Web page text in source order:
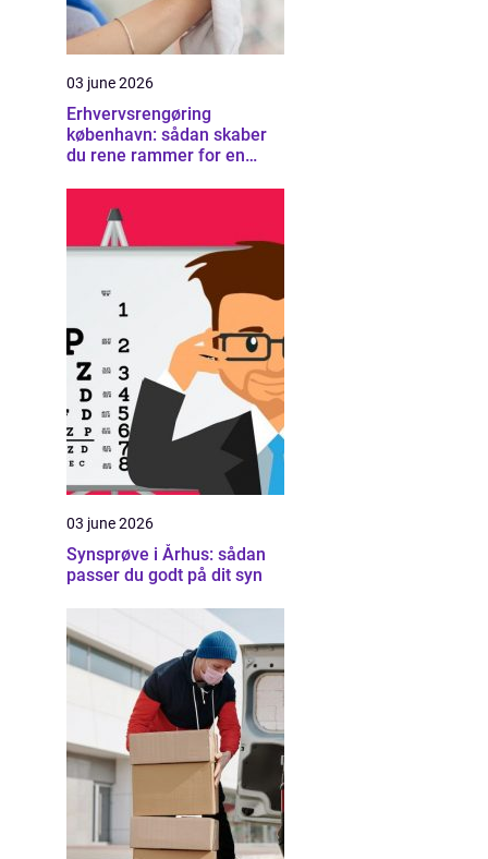
03 june 2026
Erhvervsrengøring
københavn: sådan skaber
du rene rammer for en
03 june 2026
Synsprøve i Århus: sådan
passer du godt på dit syn